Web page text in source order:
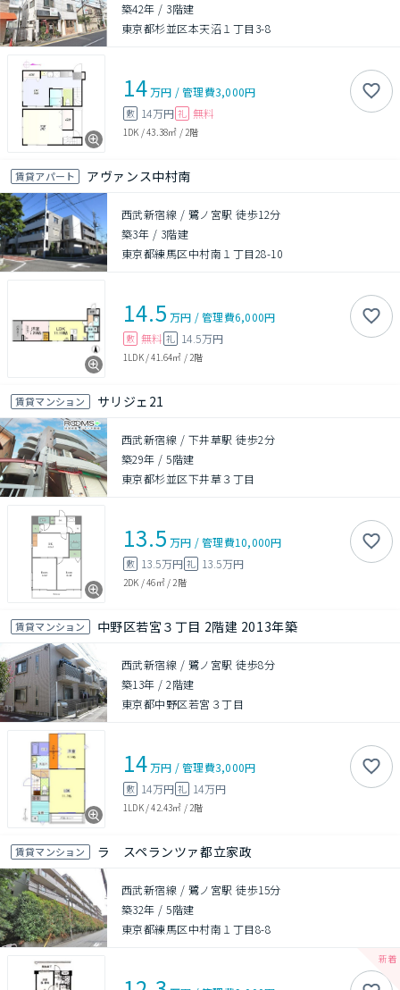
築42年 / 3階建
東京都杉並区本天沼１丁目3-8
14万円 /管理費3,000円
敷 14万円 礼 無料
1DK /43.38㎡ / 2階
賃貸アパート アヴァンス中村南
西武新宿線 / 鷺ノ宮駅 徒歩12分
築3年 / 3階建
東京都練馬区中村南１丁目28-10
14.5 万円 /管理費6,000円
敷 無料 礼 14.5万円
1LDK/41.64㎡ / 2階
賃貸マンション サリジェ21
西武新宿線 / 下井草駅 徒歩2分
築29年 /5階建
東京都杉並区下井草３丁目
13.5 万円 /管理費10,000円
敷 13.5万円 礼 13.5万円
2DK /46㎡/ 2階
賃貸マンション 中野区若宮３丁目 2階建 2013年築
西武新宿線 / 鷺ノ宮駅 徒歩8分
築13年 /2階建
東京都中野区若宮３丁目
14万円 /管理費3,000円
敷 14万円 礼 14万円
1LDK/42.43㎡ / 2階
賃貸マンション ラ スペランツァ都立家政
西武新宿線 / 鷺ノ宮駅 徒歩15分
築32年 /5階建
東京都練馬区中村南１丁目8-8